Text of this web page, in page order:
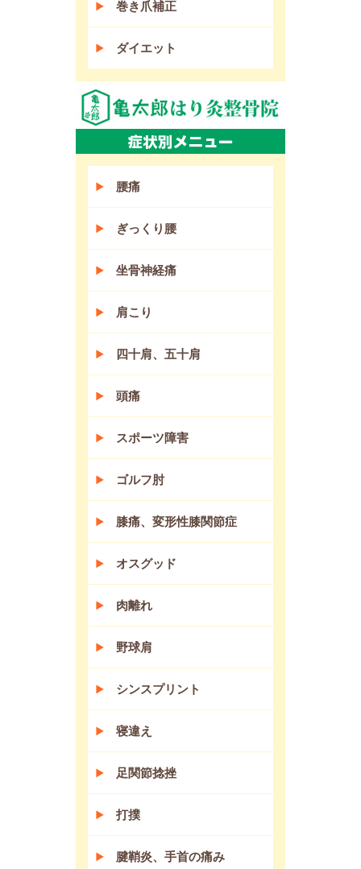
巻き爪補正
ダイエット
腰痛
ぎっくり腰
坐骨神経痛
肩こり
四十肩、五十肩
頭痛
スポーツ障害
ゴルフ肘
膝痛、変形性膝関節症
オスグッド
肉離れ
野球肩
シンスプリント
寝違え
足関節捻挫
打撲
腱鞘炎、手首の痛み